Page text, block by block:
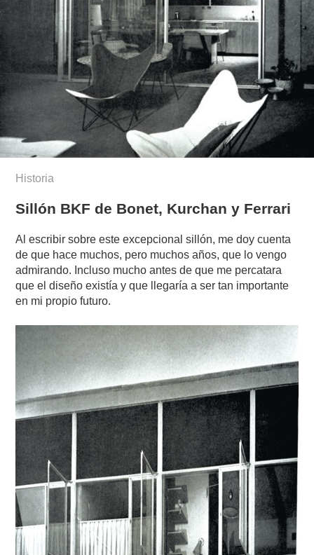
Historia
Sillón BKF de Bonet, Kurchan y Ferrari
Al escribir sobre este excepcional sillón, me doy cuenta
de que hace muchos, pero muchos años, que lo vengo
admirando. Incluso mucho antes de que me percatara
que el diseño existía y que llegaría a ser tan importante
en mi propio futuro.